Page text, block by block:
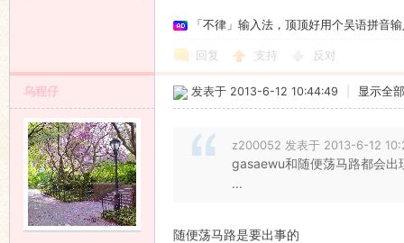
「不律」输入法，顶顶好用个吴语拼音
回复 支持 反对
乌程仔 发表于 2013-6-12 10:44:49 显示全
z200052 发表于 2013-6-12
gasaewu和随便荡马路都会
...
随便荡马路是要出事的